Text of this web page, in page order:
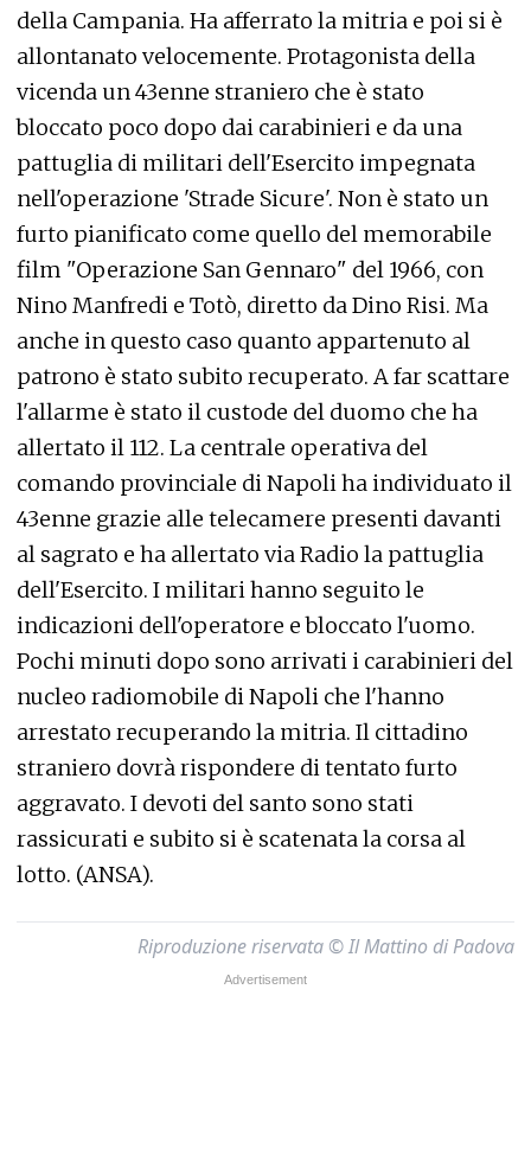
della Campania. Ha afferrato la mitria e poi si è
allontanato velocemente. Protagonista della
vicenda un 43enne straniero che è stato
bloccato poco dopo dai carabinieri e da una
pattuglia di militari dell'Esercito impegnata
nell'operazione 'Strade Sicure'. Non è stato un
furto pianificato come quello del memorabile
film "Operazione San Gennaro" del 1966, con
Nino Manfredi e Totò, diretto da Dino Risi. Ma
anche in questo caso quanto appartenuto al
patrono è stato subito recuperato. A far scattare
l'allarme è stato il custode del duomo che ha
allertato il 112. La centrale operativa del
comando provinciale di Napoli ha individuato il
43enne grazie alle telecamere presenti davanti
al sagrato e ha allertato via Radio la pattuglia
dell'Esercito. I militari hanno seguito le
indicazioni dell'operatore e bloccato l'uomo.
Pochi minuti dopo sono arrivati i carabinieri del
nucleo radiomobile di Napoli che l'hanno
arrestato recuperando la mitria. Il cittadino
straniero dovrà rispondere di tentato furto
aggravato. I devoti del santo sono stati
rassicurati e subito si è scatenata la corsa al
lotto. (ANSA).
Riproduzione riservata © Il Mattino di Padova